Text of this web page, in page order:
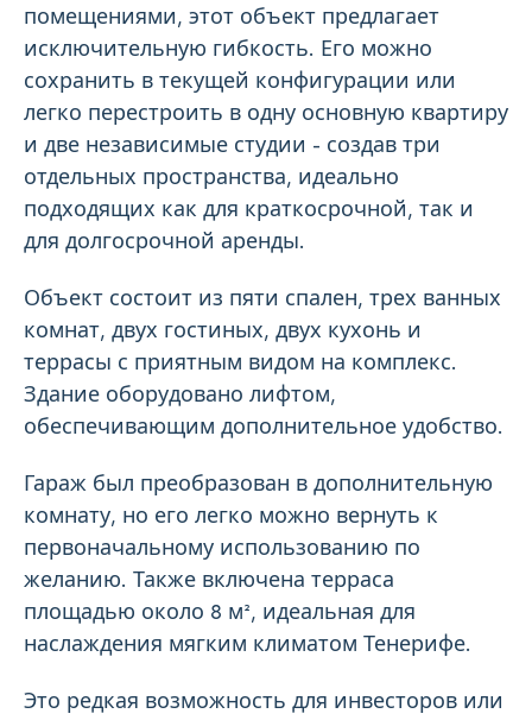
помещениями, этот объект предлагает
исключительную гибкость. Его можно
сохранить в текущей конфигурации или
легко перестроить в одну основную квартиру
и две независимые студии - создав три
отдельных пространства, идеально
подходящих как для краткосрочной, так и
для долгосрочной аренды.
Объект состоит из пяти спален, трех ванных
комнат, двух гостиных, двух кухонь и
террасы с приятным видом на комплекс.
Здание оборудовано лифтом,
обеспечивающим дополнительное удобство.
Гараж был преобразован в дополнительную
комнату, но его легко можно вернуть к
первоначальному использованию по
желанию. Также включена терраса
площадью около 8 м², идеальная для
наслаждения мягким климатом Тенерифе.
Это редкая возможность для инвесторов или